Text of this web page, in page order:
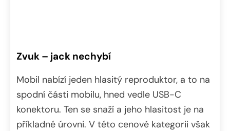
Zvuk – jack nechybí
Mobil nabízí jeden hlasitý reproduktor, a to na
spodní části mobilu, hned vedle USB-C
konektoru. Ten se snaží a jeho hlasitost je na
příkladné úrovni. V této cenové kategorii však